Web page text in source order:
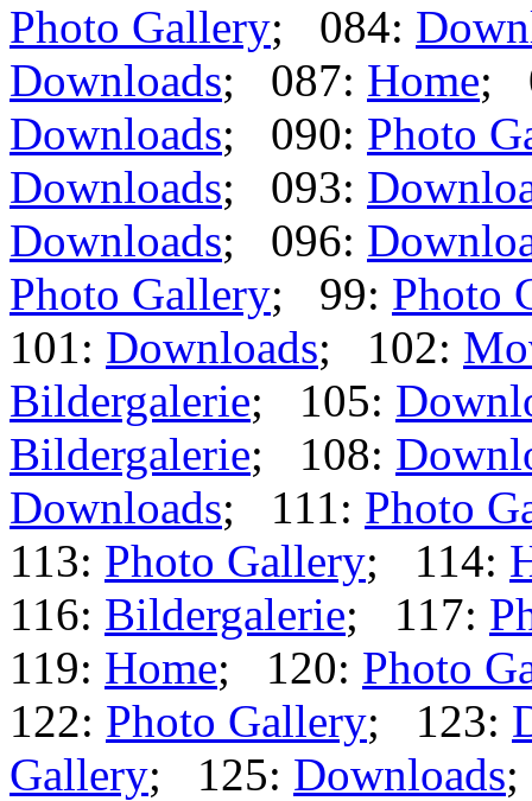
Photo Gallery; 084:
Downloads; 087: Home;
Downloads; 090: Photo
Downloads; 093:
Downloads; 096:
Photo Gallery; 99: Photo
101: Downloads; 102:
Bildergalerie; 105:
Bildergalerie; 108:
Downloads; 111: Photo
113: Photo Gallery; 114:
116: Bildergalerie; 117:
119: Home; 120: Photo
122: Photo Gallery; 123:
Gallery; 125: Downloads